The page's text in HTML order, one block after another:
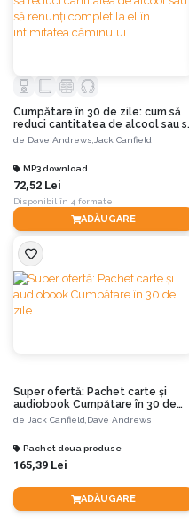
Cumpătare în 30 de zile: cum să
reduci cantitatea de alcool sau
renunți complet la el în
de Dave Andrews, Jack Canfield
MP3 download
72,52 Lei
Disponibil în 4 formate
ADĂUGARE
Super ofertă: Pachet carte și
audiobook Cumpătare în 30 de
zile
de Jack Canfield, Dave Andrews
Pachet doua produse
165,39 Lei
ADĂUGARE